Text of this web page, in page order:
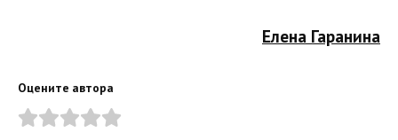
Елена Гаранина
Оцените автора